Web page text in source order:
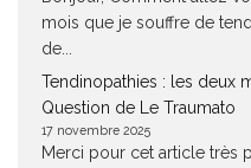
mois que je souffre de
de...
Tendinopathies : les deux
Question de Le Traumato
17 novembre 2025
Merci pour cet article très